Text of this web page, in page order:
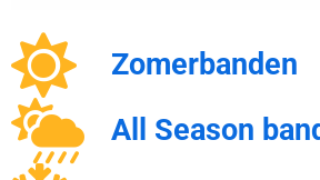
Zomerbanden
All Season